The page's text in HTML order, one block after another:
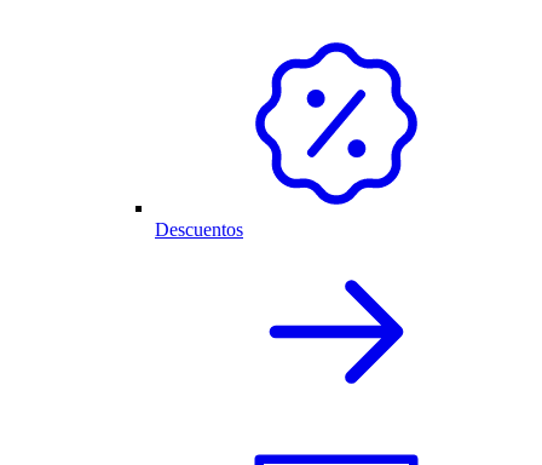
Descuentos